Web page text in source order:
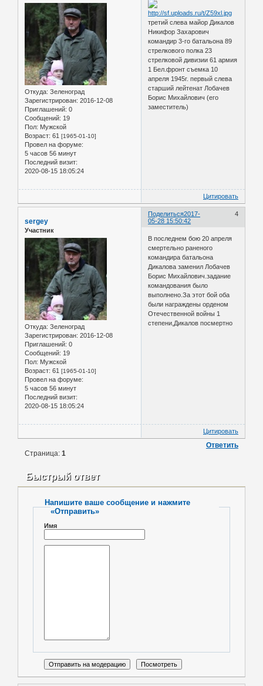
Откуда: Зеленоград
Зарегистрирован: 2016-12-08
Приглашений: 0
Сообщений: 19
Пол: Мужской
Возраст: 61 [1965-01-10]
Провел на форуме:
5 часов 56 минут
Последний визит:
2020-08-15 18:05:24
третий слева майор Дикалов
Никифор Захарович
командир 3-го батальона 89
стрелкового полка 23
стрелковой дивизии 61 армия
1 Бел.фронт съемка 10
апреля 1945г. первый слева
старший лейтенат Лобачев
Борис Михайлович (его
заместитель)
Цитировать
Поделиться 4
2017-
05-28 15:50:42
sergey
Участник
Откуда: Зеленоград
Зарегистрирован: 2016-12-08
Приглашений: 0
Сообщений: 19
Пол: Мужской
Возраст: 61 [1965-01-10]
Провел на форуме:
5 часов 56 минут
Последний визит:
2020-08-15 18:05:24
В последнем бою 20 апреля
смертельно раненого
командира батальона
Дикалова заменил Лобачев
Борис Михайлович.задание
командования было
выполнено.За этот бой оба
были награждены орденом
Отечественной войны 1
степени,Дикалов посмертно
Цитировать
Ответить
Страница:1
Быстрый ответ
Напишите ваше сообщение и нажмите
«Отправить»
Имя